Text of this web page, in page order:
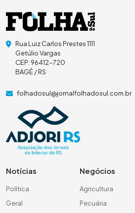
Rua Luiz Carlos Prestes 1111
Getúlio Vargas
CEP: 96412-720
BAGÉ / RS
folhadosul@jornalfolhadosul.com.br
Notícias
Política
Geral
Negócios
Agricultura
Pecuária